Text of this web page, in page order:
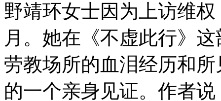
野靖环女士因为上访维
月。她在《不虚此行》
劳教场所的血泪经历和
的一个亲身见证。作者